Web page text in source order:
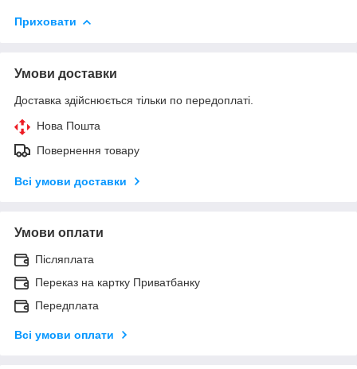
Приховати
Умови доставки
Доставка здійснюється тільки по передоплаті.
Нова Пошта
Повернення товару
Всі умови доставки
Умови оплати
Післяплата
Переказ на картку Приватбанку
Передплата
Всі умови оплати